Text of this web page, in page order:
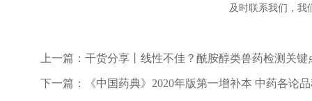
及时联系我们，我
上一篇： 干货分享丨线性不佳？酰胺醇类兽药检测关键
下一篇： 《中国药典》2020年版第一增补本 中药各论